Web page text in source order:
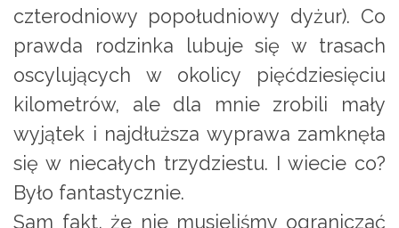
czterodniowy popołudniowy dyżur). Co
prawda rodzinka lubuje się w trasach
oscylujących w okolicy pięćdziesięciu
kilometrów, ale dla mnie zrobili mały
wyjątek i najdłuższa wyprawa zamknęła
się w niecałych trzydziestu. I wiecie co?
Było fantastycznie.
Sam fakt, że nie musieliśmy ograniczać